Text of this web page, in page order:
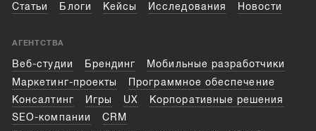
Статьи Блоги Кейсы Исследования Новости
АГЕНТСТВА
Веб-студии Брендинг
Мобильные разработчики
Маркетинг-проекты
Программное обеспечение
Консалтинг
Игры UX
Корпоративные решения
SEO-компании
CRM